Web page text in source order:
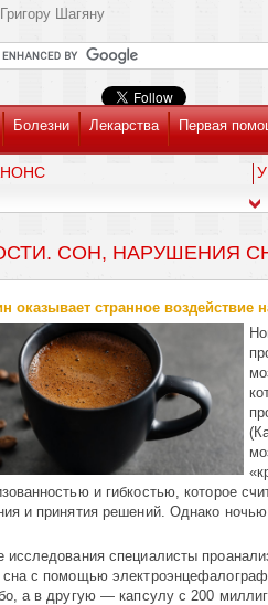
Шагяну
Болезни Лекарства Первая
СОН, НАРУШЕНИЯ
оказывает странное воздействие
и гибкостью, которое
и принятия решений. Однако
исследования специалисты
сна с помощью
а в другую — капсулу с 200